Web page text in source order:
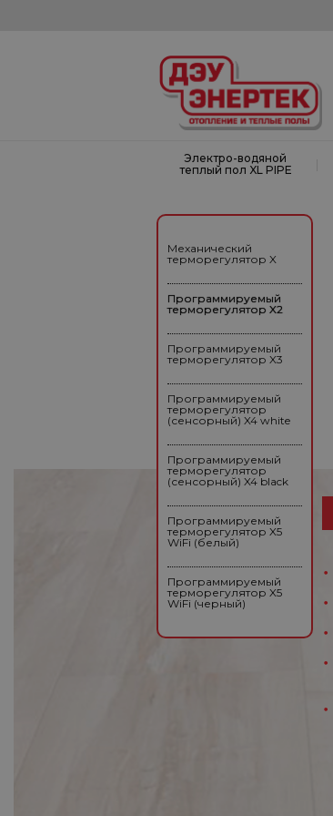
Электро-водяной
теплый пол XL PIPE
Механический
терморегулятор X
Программируемый
терморегулятор X2
Программируемый
терморегулятор X3
Программируемый
терморегулятор
(сенсорный) X4 white
Программируемый
терморегулятор
(сенсорный) X4 black
Программируемый
терморегулятор X5
WiFi (белый)
Программируемый
терморегулятор X5
WiFi (черный)